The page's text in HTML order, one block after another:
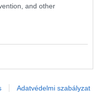
and other
Adatvédelmi szabályzat
devizákkal szemben a